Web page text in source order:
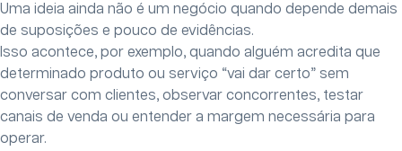
Uma ideia ainda não é um negócio quando depende demais
de suposições e pouco de evidências.
Isso acontece, por exemplo, quando alguém acredita que
determinado produto ou serviço “vai dar certo” sem
conversar com clientes, observar concorrentes, testar
canais de venda ou entender a margem necessária para
operar.